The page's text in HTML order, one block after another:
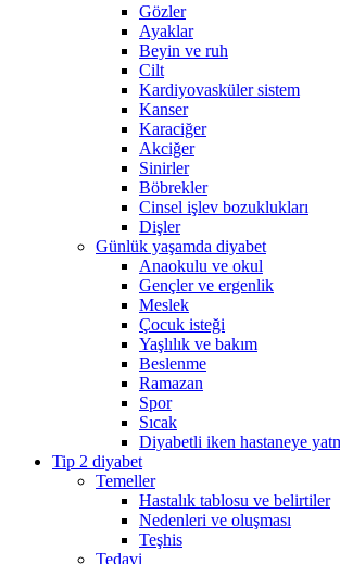
Gözler
Ayaklar
Beyin ve ruh
Cilt
Kardiyovasküler sistem
Kanser
Karaciğer
Akciğer
Sinirler
Böbrekler
Cinsel işlev bozuklukları
Dişler
Günlük yaşamda diyabet
Anaokulu ve okul
Gençler ve ergenlik
Meslek
Çocuk isteği
Yaşlılık ve bakım
Beslenme
Ramazan
Spor
Sıcak
Diyabetli iken hastaneye
Tip 2 diyabet
Temeller
Hastalık tablosu ve belirtiler
Nedenleri ve oluşması
Teşhis
Tedavi